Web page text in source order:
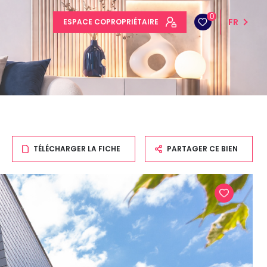
ESPACE COPROPRIÉTAIRE
0 FR
TÉLÉCHARGER LA FICHE PARTAGER CE BIEN